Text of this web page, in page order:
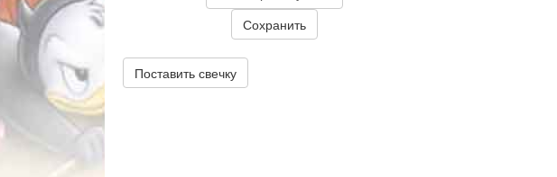
Сохранить
Поставить свечку